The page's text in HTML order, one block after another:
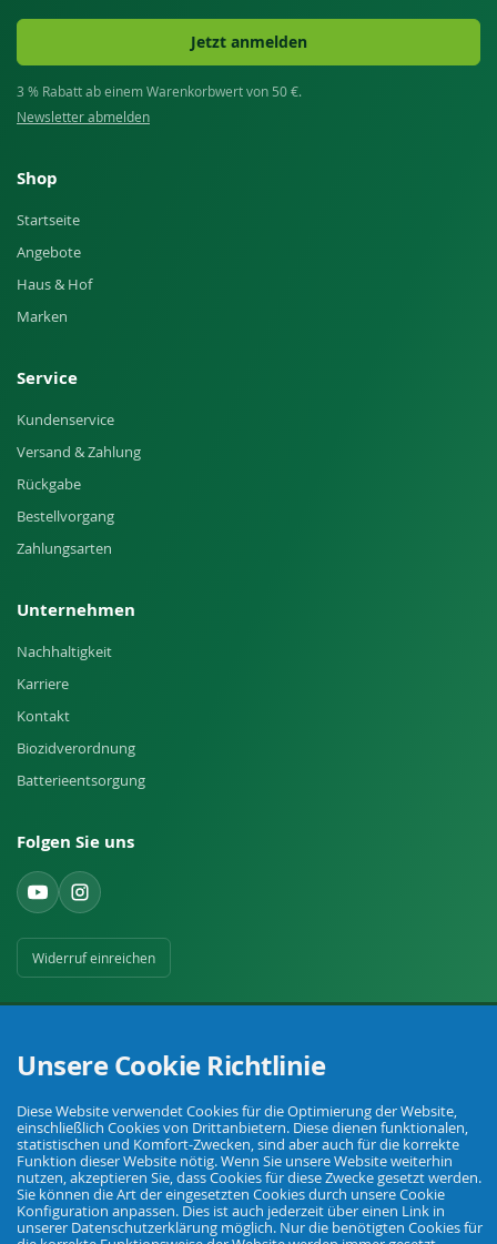
Jetzt anmelden
3 % Rabatt ab einem Warenkorbwert von 50 €.
Newsletter abmelden
Shop
Startseite
Angebote
Haus & Hof
Marken
Service
Kundenservice
Versand & Zahlung
Rückgabe
Bestellvorgang
Zahlungsarten
Unternehmen
Nachhaltigkeit
Karriere
Kontakt
Biozidverordnung
Batterieentsorgung
Folgen Sie uns
Widerruf einreichen
Ihr Fachhandel für Landwirtschaft, Viehhaltung, Haus, Hof und Garten.
© Agrarking. Alle Rechte vorbehalten.
AGBDatenschutzWiderrufsbelehrungImpressum
Unsere Cookie Richtlinie
Diese Website verwendet Cookies für die Optimierung der Website,
einschließlich Cookies von Drittanbietern. Diese dienen funktionalen,
statistischen und Komfort-Zwecken, sind aber auch für die korrekte
Funktion dieser Website nötig. Wenn Sie unsere Website weiterhin
nutzen, akzeptieren Sie, dass Cookies für diese Zwecke gesetzt werden.
Sie können die Art der eingesetzten Cookies durch unsere Cookie
Konfiguration anpassen. Dies ist auch jederzeit über einen Link in
unserer Datenschutzerklärung möglich. Nur die benötigten Cookies für